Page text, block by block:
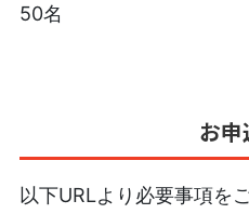
50名
お
以下URLより必要事項を